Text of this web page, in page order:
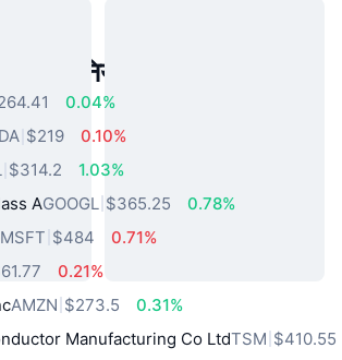
दुनिया की संपत्तियां
0.04%
$219
0.10%
$314.2
1.03%
AGOOGL $365.25
0.78%
MSFT $484
0.71%
0.21%
AMZN $273.5
0.31%
Manufacturing Co LtdTSM $410.55